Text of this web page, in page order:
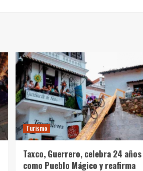
Turismo
Taxco, Guerrero, celebra 24 años
como Pueblo Mágico y reafirma